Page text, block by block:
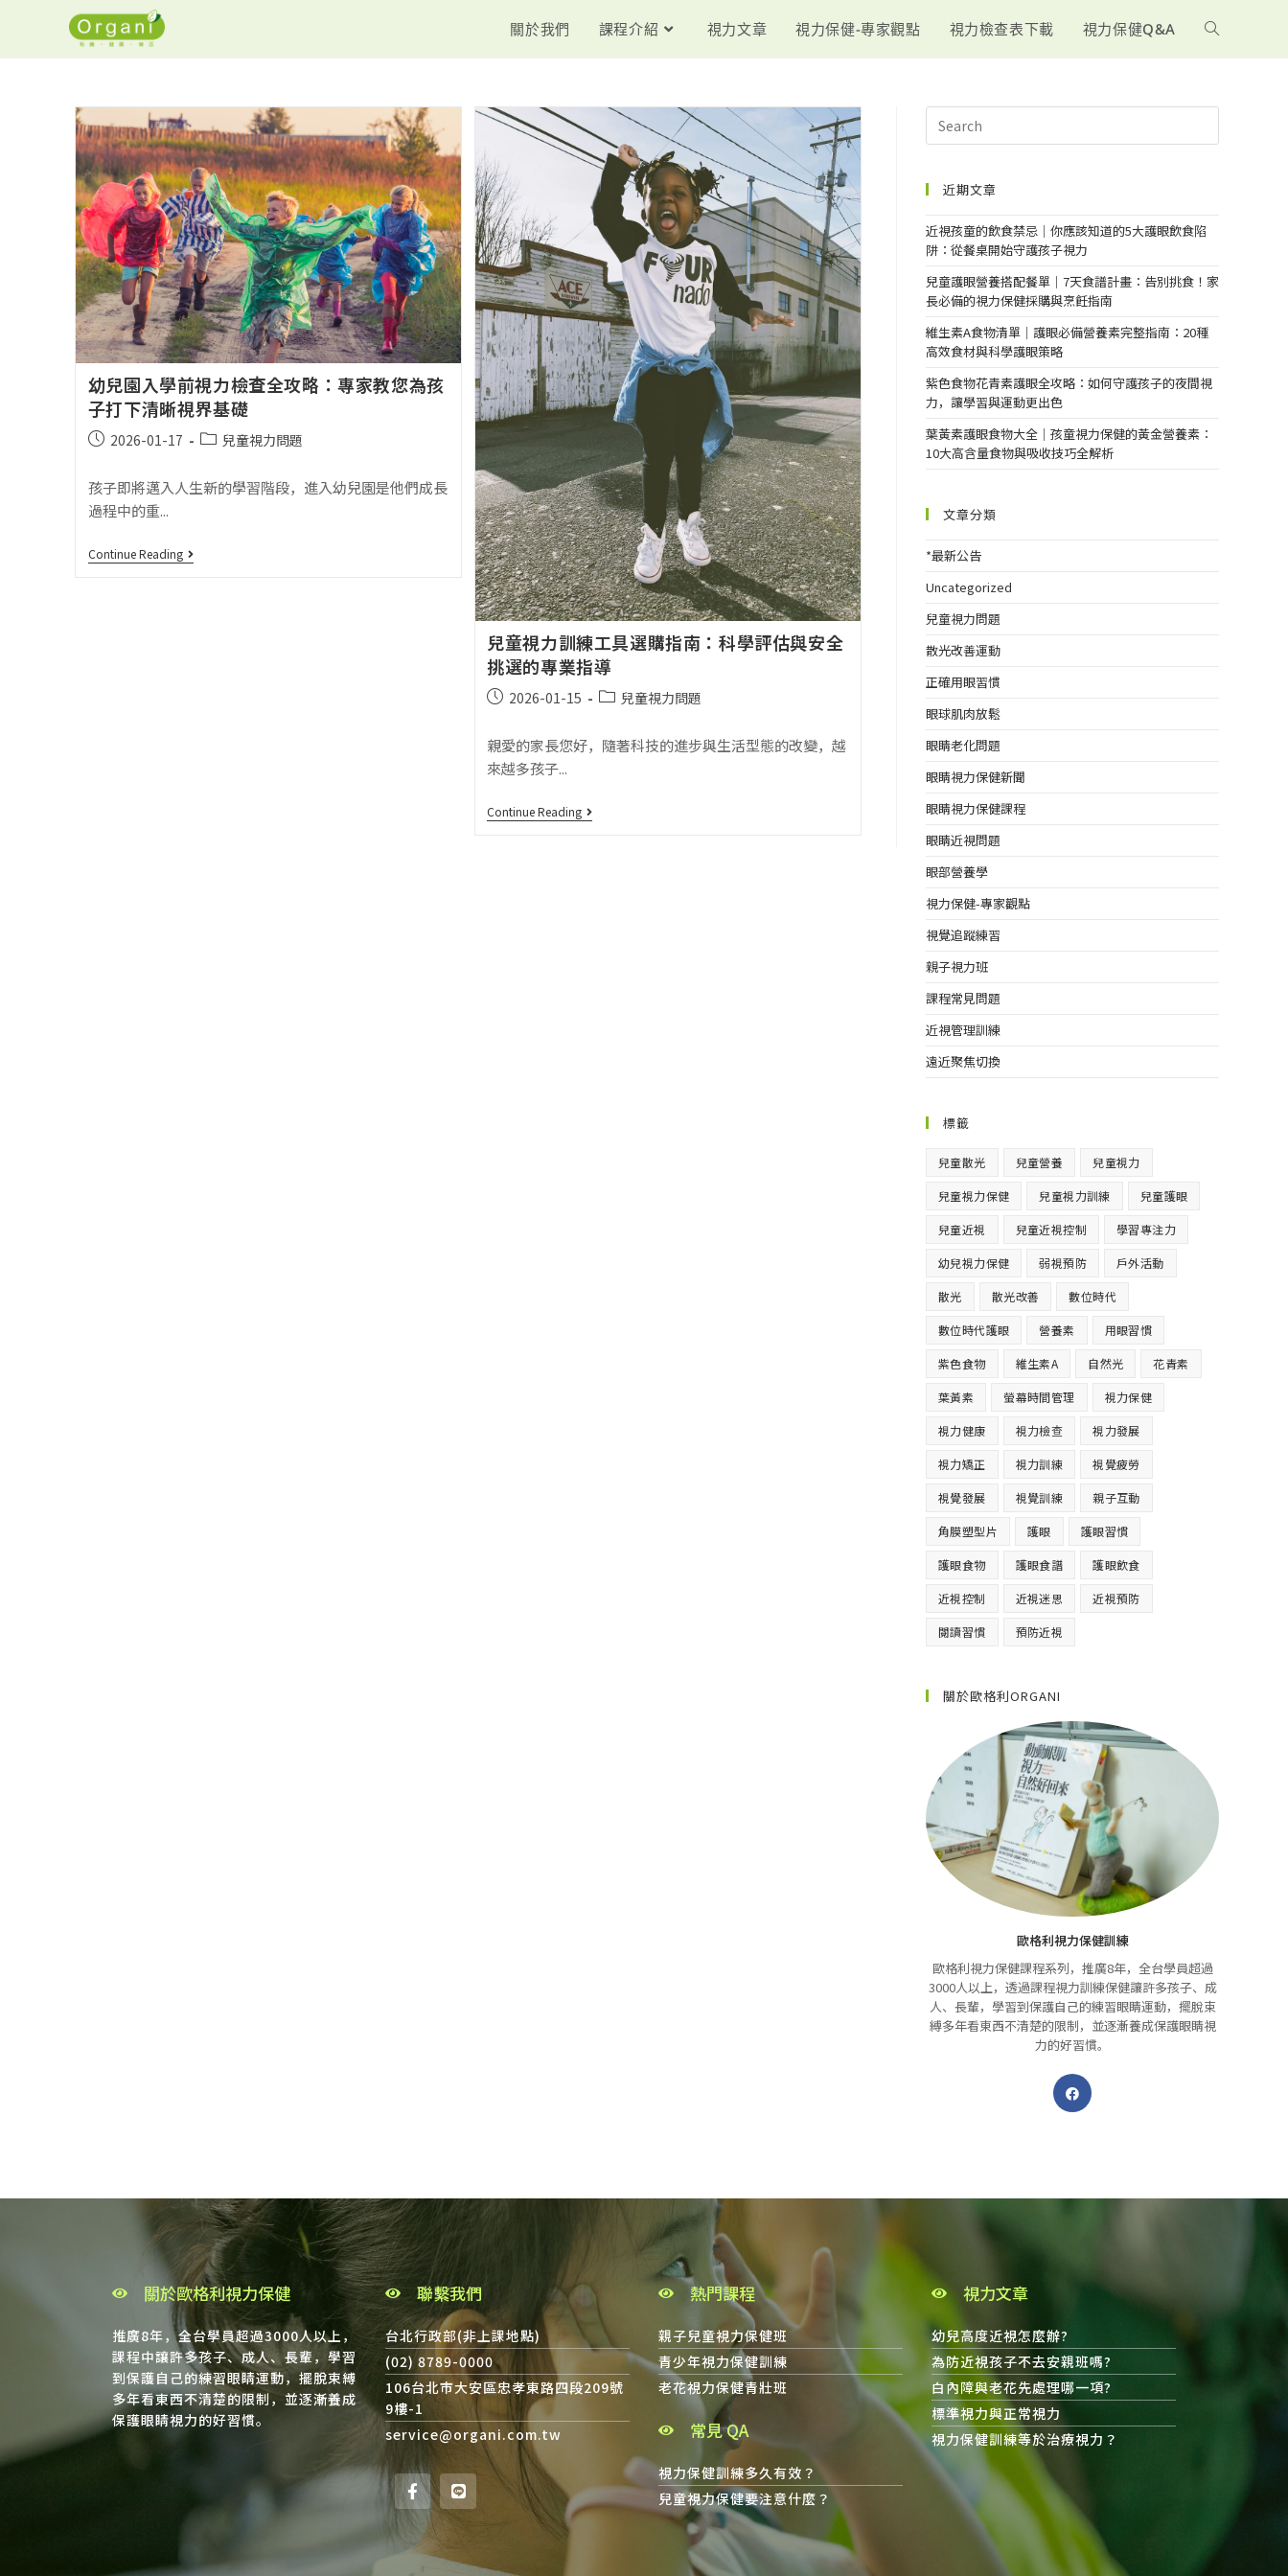
關於我們 課程介紹 視力文章 視力保健-專家觀點 視力檢查表下載 視力保健Q&A
幼兒園入學前視力檢查全攻略：專家教您為孩
子打下清晰視界基礎
2026-01-17 兒童視力問題
孩子即將邁入人生新的學習階段，進入幼兒園是他們成長
過程中的重...
Continue Reading
兒童視力訓練工具選購指南：科學評估與安全
挑選的專業指導
2026-01-15 兒童視力問題
親愛的家長您好，隨著科技的進步與生活型態的改變，越
來越多孩子...
Continue Reading
近期文章
近視孩童的飲食禁忌｜你應該知道的5大護眼飲食陷
阱：從餐桌開始守護孩子視力
兒童護眼營養搭配餐單｜7天食譜計畫：告別挑食！家
長必備的視力保健採購與烹飪指南
維生素A食物清單｜護眼必備營養素完整指南：20種
高效食材與科學護眼策略
紫色食物花青素護眼全攻略：如何守護孩子的夜間視
力，讓學習與運動更出色
葉黃素護眼食物大全｜孩童視力保健的黃金營養素：
10大高含量食物與吸收技巧全解析
文章分類
*最新公告
Uncategorized
兒童視力問題
散光改善運動
正確用眼習慣
眼球肌肉放鬆
眼睛老化問題
眼睛視力保健新聞
眼睛視力保健課程
眼睛近視問題
眼部營養學
視力保健-專家觀點
視覺追蹤練習
親子視力班
課程常見問題
近視管理訓練
遠近聚焦切換
標籤
兒童散光 兒童營養 兒童視力
兒童視力保健 兒童視力訓練 兒童護眼
兒童近視 兒童近視控制 學習專注力
幼兒視力保健 弱視預防 戶外活動
散光 散光改善 數位時代
數位時代護眼 營養素 用眼習慣
紫色食物 維生素A 自然光 花青素
葉黃素 螢幕時間管理 視力保健
視力健康 視力檢查 視力發展
視力矯正 視力訓練 視覺疲勞
視覺發展 視覺訓練 親子互動
角膜塑型片 護眼 護眼習慣
護眼食物 護眼食譜 護眼飲食
近視控制 近視迷思 近視預防
閱讀習慣 預防近視
關於歐格利ORGANI
歐格利視力保健訓練
歐格利視力保健課程系列，推廣8年，全台學員超過
3000人以上，透過課程視力訓練保健讓許多孩子、成
人、長輩，學習到保護自己的練習眼睛運動，擺脫束
縛多年看東西不清楚的限制，並逐漸養成保護眼睛視
力的好習慣。
關於歐格利視力保健
推廣8年，全台學員超過3000人以上，
課程中讓許多孩子、成人、長輩，學習
到保護自己的練習眼睛運動，擺脫束縛
多年看東西不清楚的限制，並逐漸養成
保護眼睛視力的好習慣。
聯繫我們
台北行政部(非上課地點)
(02) 8789-0000
106台北市大安區忠孝東路四段209號
9樓-1
service@organi.com.tw
熱門課程
親子兒童視力保健班
青少年視力保健訓練
老花視力保健青壯班
常見 QA
視力保健訓練多久有效？
兒童視力保健要注意什麼？
視力文章
幼兒高度近視怎麼辦?
為防近視孩子不去安親班嗎?
白內障與老花先處理哪一項?
標準視力與正常視力
視力保健訓練等於治療視力？